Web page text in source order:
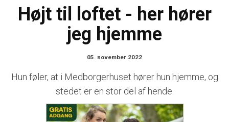
Højt til loftet - her hører
jeg hjemme
05. november 2022
Hun føler, at i Medborgerhuset hører hun hjemme, og
stedet er en stor del af hende.